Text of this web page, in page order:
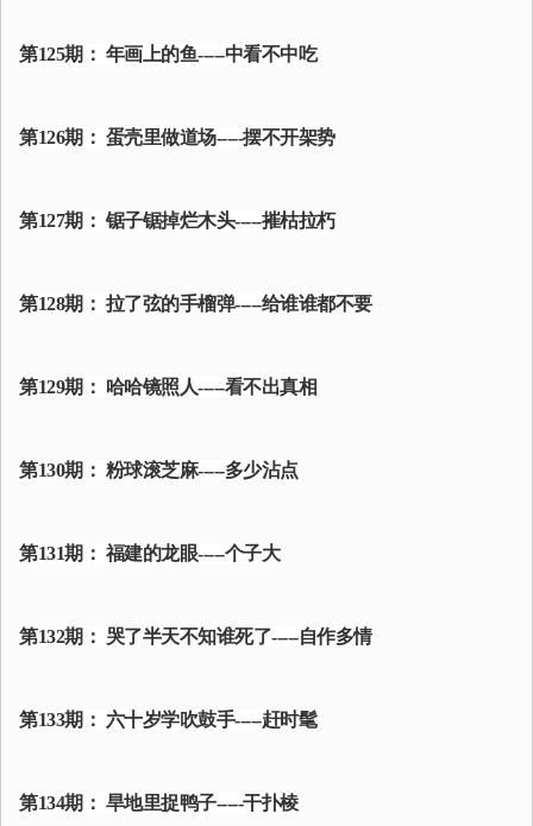
第125期： 年画上的鱼-----中看不中吃
第126期： 蛋壳里做道场-----摆不开架势
第127期： 锯子锯掉烂木头-----摧枯拉朽
第128期： 拉了弦的手榴弹-----给谁谁都不要
第129期： 哈哈镜照人-----看不出真相
第130期： 粉球滚芝麻-----多少沾点
第131期： 福建的龙眼-----个子大
第132期： 哭了半天不知谁死了-----自作多情
第133期： 六十岁学吹鼓手-----赶时髦
第134期： 旱地里捉鸭子-----干扑棱